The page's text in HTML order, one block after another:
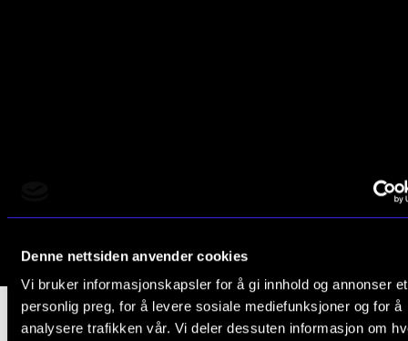
Denne nettsiden anvender cookies
Vi bruker informasjonskapsler for å gi innhold og annonser et
personlig preg, for å levere sosiale mediefunksjoner og for å
analysere trafikken vår. Vi deler dessuten informasjon om